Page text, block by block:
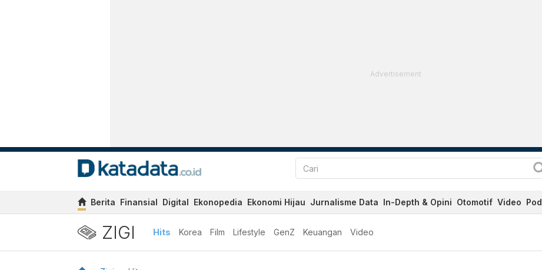
Advertisement
Berita Finansial Digital Ekonopedia Ekonomi Hijau Jurnalisme Data In-Depth & Opini Otomotif Video
ZIGI Hits Korea Film Lifestyle GenZ Keuangan Video